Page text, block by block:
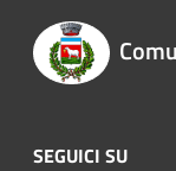
SEGUICI SU